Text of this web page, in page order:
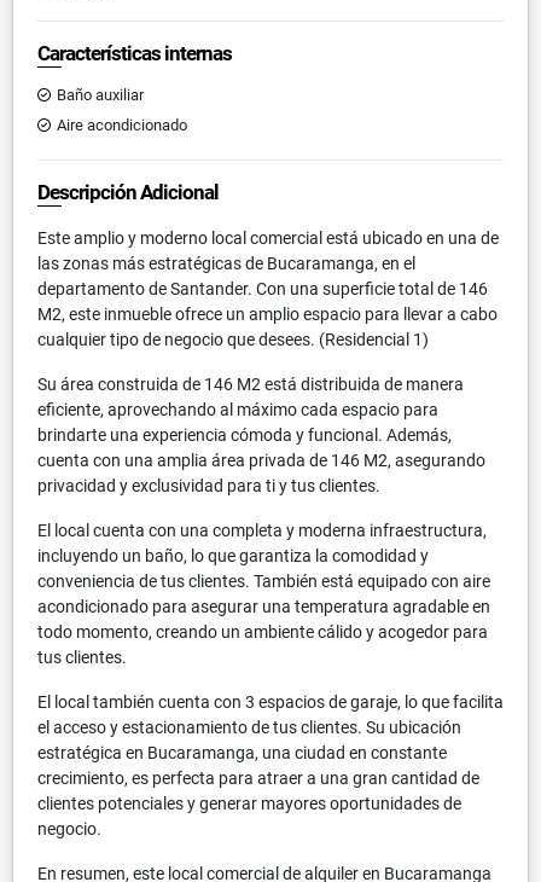
Características internas
Baño auxiliar
Aire acondicionado
Descripción Adicional
Este amplio y moderno local comercial está ubicado en una de
las zonas más estratégicas de Bucaramanga, en el
departamento de Santander. Con una superficie total de 146
M2, este inmueble ofrece un amplio espacio para llevar a cabo
cualquier tipo de negocio que desees. (Residencial 1)
Su área construida de 146 M2 está distribuida de manera
eficiente, aprovechando al máximo cada espacio para
brindarte una experiencia cómoda y funcional. Además,
cuenta con una amplia área privada de 146 M2, asegurando
privacidad y exclusividad para ti y tus clientes.
El local cuenta con una completa y moderna infraestructura,
incluyendo un baño, lo que garantiza la comodidad y
conveniencia de tus clientes. También está equipado con aire
acondicionado para asegurar una temperatura agradable en
todo momento, creando un ambiente cálido y acogedor para
tus clientes.
El local también cuenta con 3 espacios de garaje, lo que facilita
el acceso y estacionamiento de tus clientes. Su ubicación
estratégica en Bucaramanga, una ciudad en constante
crecimiento, es perfecta para atraer a una gran cantidad de
clientes potenciales y generar mayores oportunidades de
negocio.
En resumen, este local comercial de alquiler en Bucaramanga